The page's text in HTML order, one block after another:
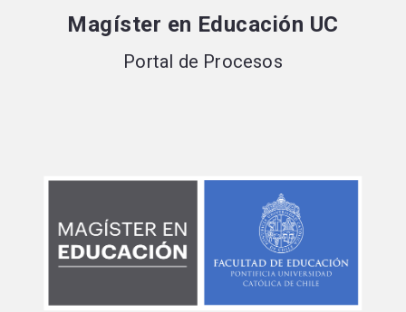
Portal de postulaciones
Magíster en Educación UC
Portal de Procesos